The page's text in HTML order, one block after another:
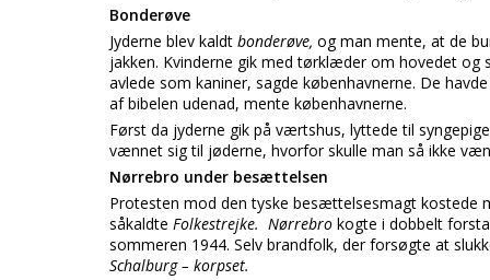
Bonderøve
Jyderne blev kaldt bonderøve, og man mente, at de
jakken. Kvinderne gik med tørklæder om hovedet
avlede som kaniner, sagde københavnerne. De
af bibelen udenad, mente københavnerne.
Først da jyderne gik på værtshus, lyttede til
vænnet sig til jøderne, hvorfor skulle man så ikke
Nørrebro under besættelsen
Protesten mod den tyske besættelsesmagt kostede
såkaldte Folkestrejke. Nørrebro kogte i dobbelt
sommeren 1944. Selv brandfolk, der forsøgte at
Schalburg – korpset.